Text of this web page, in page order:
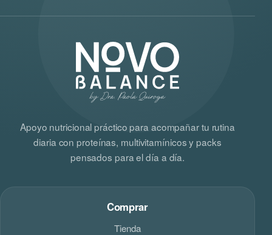
Apoyo nutricional práctico para acompañar tu rutina
diaria con proteínas, multivitamínicos y packs
pensados para el día a día.
Comprar
Tienda